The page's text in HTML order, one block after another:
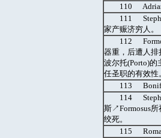
110
111
家产赈济穷人。
112
器重，后遭人
波尔托(Porto)
任圣职的有效性
113
114
斯↗Formosus
绞死。
115